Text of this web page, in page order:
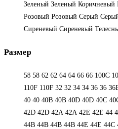
Зеленый Зеленый Коричневый
Розовый Розовый Серый
Сиреневый Сиреневый
Размер
58 58 62 62 64 64 66 66 100C
110F 110F 32 32 34 34 36 36
40 40 40B 40B 40D 40D 40С
42D 42D 42А 42А 42Е 42Е 44
44В 44В 44В 44В 44Е 44Е 44С